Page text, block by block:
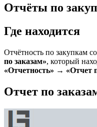
Отчёты по
Где находится
Отчётность по закупкам
по заказам», который
«Отчетность» → «Отчет
Отчет по